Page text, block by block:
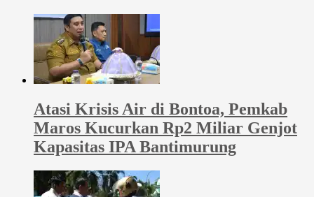
Atasi Krisis Air di Bontoa, Pemkab
Maros Kucurkan Rp2 Miliar Genjot
Kapasitas IPA Bantimurung